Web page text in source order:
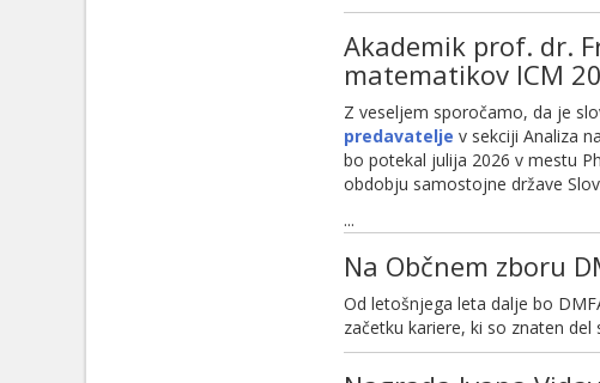
Akademik prof. dr.
matematikov ICM
Z veseljem sporočamo, da je
predavatelje v sekciji Analiza
bo potekal julija 2026 v mestu
obdobju samostojne države
...
Na Občnem zboru
Od letošnjega leta dalje bo
začetku kariere, ki so znaten